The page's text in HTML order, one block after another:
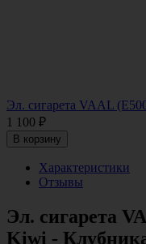
Эл. сигарета VAAL
1 100 ₽
В корзину
Характеристики
Отзывы
Эл. сигарета
Kiwi -